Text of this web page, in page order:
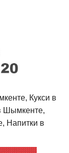
Кукси в
Шымкенте,
Напитки в